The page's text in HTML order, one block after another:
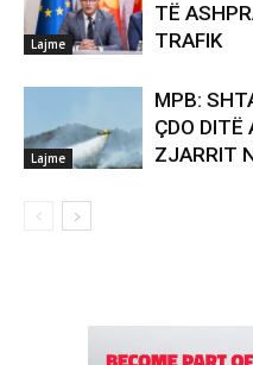
Lajme
TË
TRAFIK
Lajme
MPB:
ÇDO DITË
ZJARRIT